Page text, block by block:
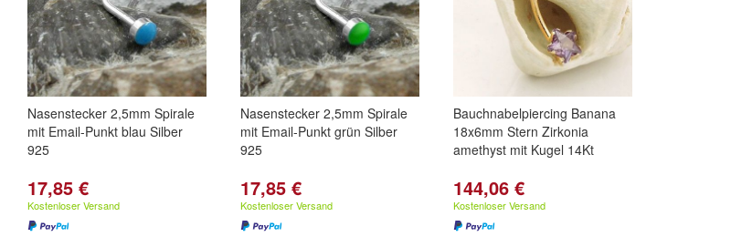
Nasenstecker 2,5mm Spirale
mit Email-Punkt blau Silber
925
17,85 €
Kostenloser Versand
Nasenstecker 2,5mm Spirale
mit Email-Punkt grün Silber
925
17,85 €
Kostenloser Versand
Bauchnabelpiercing Banana
18x6mm Stern Zirkonia
amethyst mit Kugel 14Kt
144,06 €
Kostenloser Versand